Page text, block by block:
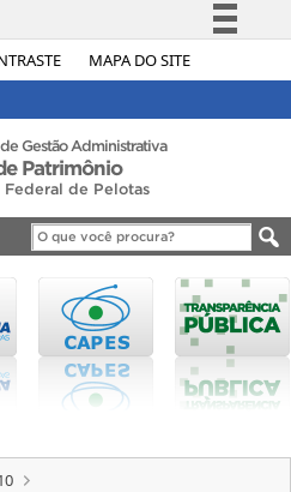
MAPA DO SITE
Simplifique!
Acesso à informação
Canais
Gestão Administrativa
Patrimônio
de Pelotas